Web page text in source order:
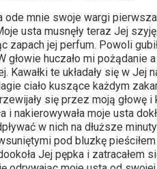
ode mnie swoje wargi
usta musnęły teraz Jej
zapach jej perfum. Powoli
głowie huczało mi pożądanie
Kawałki te układały się w
ciało kuszące każdym
się przez moją głowę i
i nakierowywała moje usta
w nich na dłuższe
pod bluzkę
Jej pępka i